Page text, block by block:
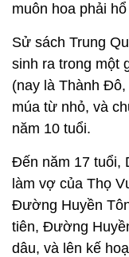
muôn hoa phải
Sử sách Trung
sinh ra trong một
(nay là Thành
múa từ nhỏ, và
năm 10 tuổi.
Đến năm 17 tuổi,
làm vợ của Thọ
Đường Huyền
tiên, Đường
dâu, và lên kế